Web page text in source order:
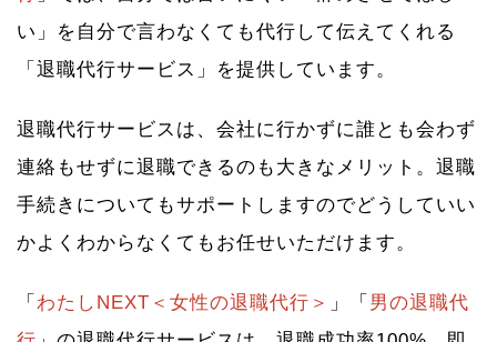
い」を自分で言わなくても代行して伝えてくれる
「退職代行サービス」を提供しています。
退職代行サービスは、会社に行かずに誰とも会わず
連絡もせずに退職できるのも大きなメリット。退職
手続きについてもサポートしますのでどうしていい
かよくわからなくてもお任せいただけます。
「 わたしNEXT＜女性の退職代行＞ 」「 男の退職代